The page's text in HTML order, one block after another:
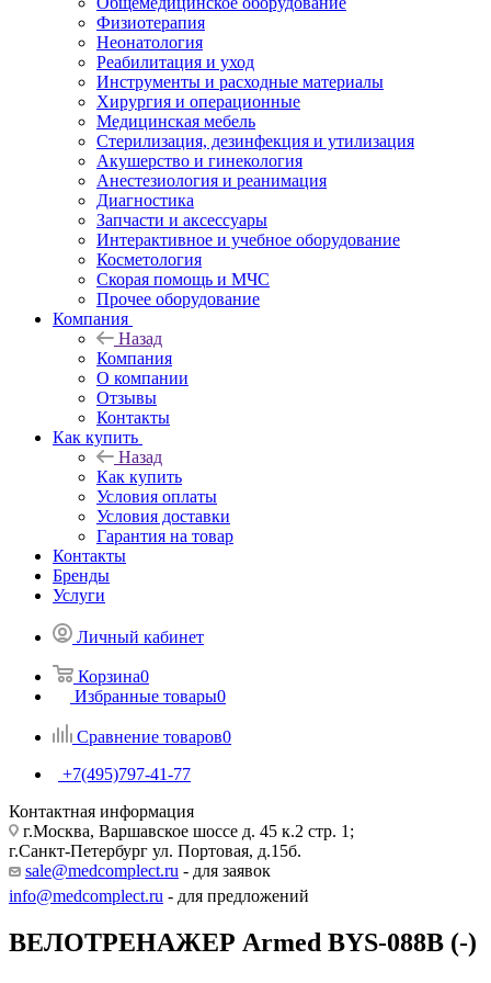
Физиотерапия
Неонатология
Реабилитация и уход
Инструменты и расходные материалы
Хирургия и операционные
Медицинская мебель
Стерилизация, дезинфекция и утилизация
Акушерство и гинекология
Анестезиология и реанимация
Диагностика
Запчасти и аксессуары
Интерактивное и учебное оборудование
Косметология
Скорая помощь и МЧС
Прочее оборудование
Компания
Назад
Компания
О компании
Отзывы
Контакты
Как купить
Назад
Как купить
Условия оплаты
Условия доставки
Гарантия на товар
Контакты
Бренды
Услуги
Личный кабинет
Корзина0
Избранные товары0
Сравнение товаров0
+7(495)797-41-77
Контактная информация
г.Москва, Варшавское шоссе д. 45 к.2 стр. 1;
г.Санкт-Петербург ул. Портовая, д.15б.
sale@medcomplect.ru - для заявок
info@medcomplect.ru - для предложений
ВЕЛОТРЕНАЖЕР Armed BYS-088B (-)